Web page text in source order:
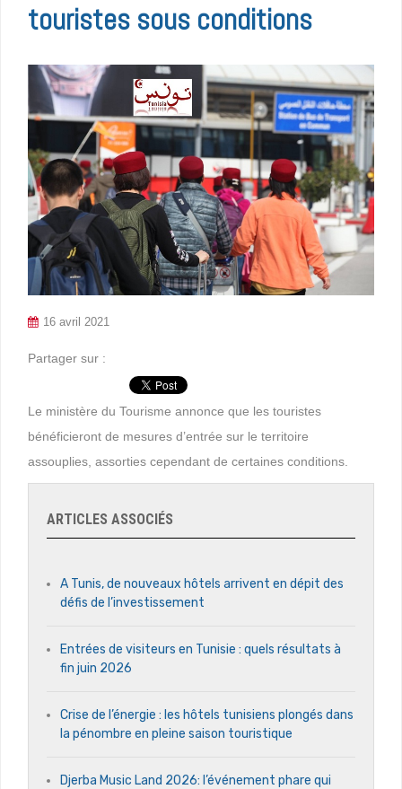
touristes sous conditions
16 avril 2021
Partager sur :
Le ministère du Tourisme annonce que les touristes
bénéficieront de mesures d’entrée sur le territoire
assouplies, assorties cependant de certaines conditions.
ARTICLES ASSOCIÉS
A Tunis, de nouveaux hôtels arrivent en dépit des
défis de l’investissement
Entrées de visiteurs en Tunisie : quels résultats à
fin juin 2026
Crise de l’énergie : les hôtels tunisiens plongés dans
la pénombre en pleine saison touristique
Djerba Music Land 2026: l’événement phare qui